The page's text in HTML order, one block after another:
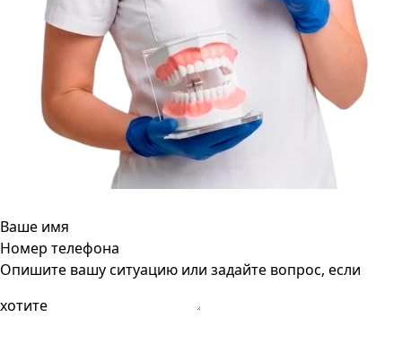
Ваше имя
Номер телефона
Опишите вашу ситуацию или задайте вопрос, если
хотите